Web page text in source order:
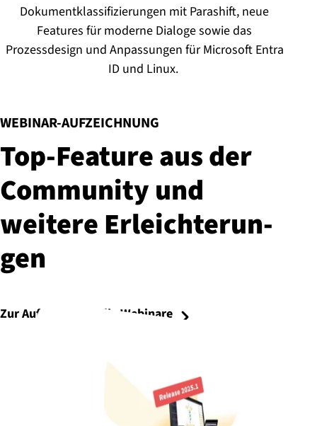
Dokumentklassifizierungen mit Parashift, neue
Features für moderne Dialoge sowie das
Prozessdesign und Anpassungen für Microsoft Entra
ID und Linux.
WEBINAR-AUFZEICHNUNG
:
Top-Feature aus der
Community und
weitere Er­leich­te­run­
gen
Zur Aufzeichnung Alle Webinare